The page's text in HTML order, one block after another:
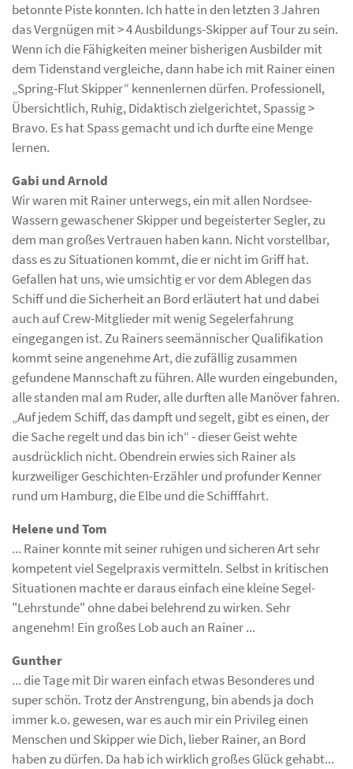
betonnte Piste konnten. Ich hatte in den letzten 3 Jahren
das Vergnügen mit > 4 Ausbildungs-Skipper auf Tour zu sein.
Wenn ich die Fähigkeiten meiner bisherigen Ausbilder mit
dem Tidenstand vergleiche, dann habe ich mit Rainer einen
„Spring-Flut Skipper“ kennenlernen dürfen. Professionell,
Übersichtlich, Ruhig, Didaktisch zielgerichtet, Spassig >
Bravo. Es hat Spass gemacht und ich durfte eine Menge
lernen.
Gabi und Arnold
Wir waren mit Rainer unterwegs, ein mit allen Nordsee-
Wassern gewaschener Skipper und begeisterter Segler, zu
dem man großes Vertrauen haben kann. Nicht vorstellbar,
dass es zu Situationen kommt, die er nicht im Griff hat.
Gefallen hat uns, wie umsichtig er vor dem Ablegen das
Schiff und die Sicherheit an Bord erläutert hat und dabei
auch auf Crew-Mitglieder mit wenig Segelerfahrung
eingegangen ist. Zu Rainers seemännischer Qualifikation
kommt seine angenehme Art, die zufällig zusammen
gefundene Mannschaft zu führen. Alle wurden eingebunden,
alle standen mal am Ruder, alle durften alle Manöver fahren.
„Auf jedem Schiff, das dampft und segelt, gibt es einen, der
die Sache regelt und das bin ich“ - dieser Geist wehte
ausdrücklich nicht. Obendrein erwies sich Rainer als
kurzweiliger Geschichten-Erzähler und profunder Kenner
rund um Hamburg, die Elbe und die Schifffahrt.
Helene und Tom
... Rainer konnte mit seiner ruhigen und sicheren Art sehr
kompetent viel Segelpraxis vermitteln. Selbst in kritischen
Situationen machte er daraus einfach eine kleine Segel-
"Lehrstunde" ohne dabei belehrend zu wirken. Sehr
angenehm! Ein großes Lob auch an Rainer ...
Gunther
... die Tage mit Dir waren einfach etwas Besonderes und
super schön. Trotz der Anstrengung, bin abends ja doch
immer k.o. gewesen, war es auch mir ein Privileg einen
Menschen und Skipper wie Dich, lieber Rainer, an Bord
haben zu dürfen. Da hab ich wirklich großes Glück gehabt...